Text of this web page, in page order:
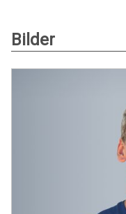
Bilder